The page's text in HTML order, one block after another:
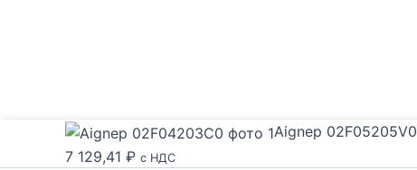
Aignep 02F05205V0
7 129,41 ₽ с НДС